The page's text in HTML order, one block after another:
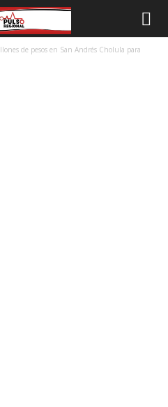
de pesos en San Andrés Cholula para